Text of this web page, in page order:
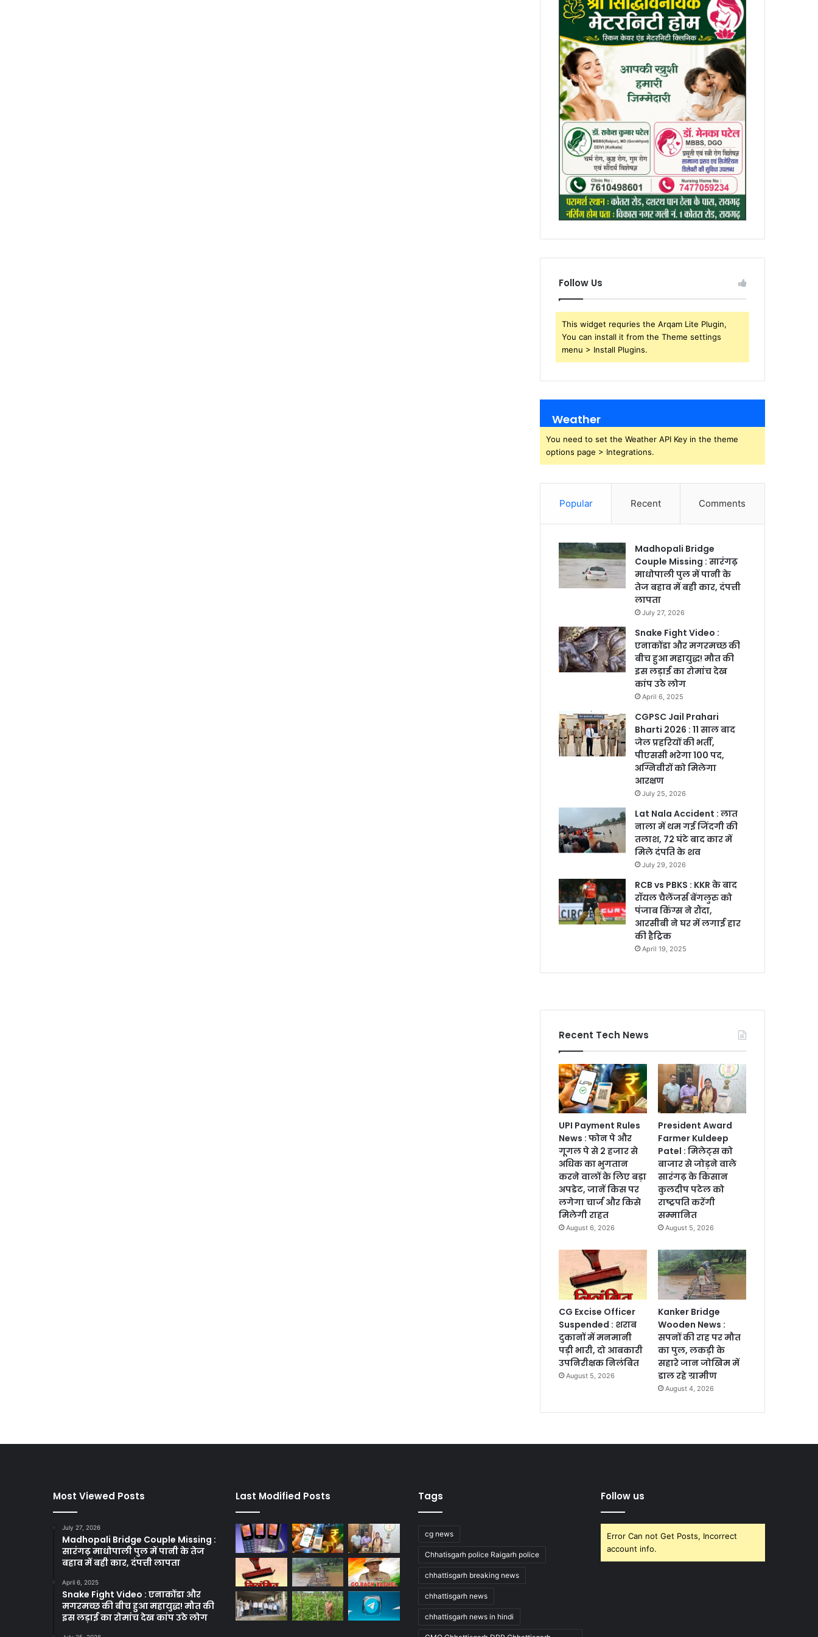
Follow Us
This widget requries the Arqam Lite Plugin,
You can install it from the Theme settings
menu > Install Plugins.
Weather
You need to set the Weather API Key in the theme
options page > Integrations.
Popular Recent Comments
Madhopali Bridge
Couple Missing : सारंगढ़
माधोपाली पुल में पानी के
तेज बहाव में बही कार, दंपत्ती
लापता
July 27, 2026
Snake Fight Video :
एनाकोंडा और मगरमच्छ की
बीच हुआ महायुद्ध! मौत की
इस लड़ाई का रोमांच देख
कांप उठे लोग
April 6, 2025
CGPSC Jail Prahari
Bharti 2026 : 11 साल बाद
जेल प्रहरियों की भर्ती,
पीएससी भरेगा 100 पद,
अग्निवीरों को मिलेगा
आरक्षण
July 25, 2026
Lat Nala Accident : लात
नाला में थम गई जिंदगी की
तलाश, 72 घंटे बाद कार में
मिले दंपति के शव
July 29, 2026
RCB vs PBKS : KKR के बाद
रॉयल चैलेंजर्स बेंगलुरु को
पंजाब किंग्स ने रौंदा,
आरसीबी ने घर में लगाई हार
की हैट्रिक
April 19, 2025
Recent Tech News
UPI Payment Rules
News : फोन पे और
गूगल पे से 2 हजार से
अधिक का भुगतान
करने वालों के लिए बड़ा
अपडेट, जानें किस पर
लगेगा चार्ज और किसे
मिलेगी राहत
August 6, 2026
President Award
Farmer Kuldeep
Patel : मिलेट्स को
बाजार से जोड़ने वाले
सारंगढ़ के किसान
कुलदीप पटेल को
राष्ट्रपति करेंगी
सम्मानित
August 5, 2026
CG Excise Officer
Suspended : शराब
दुकानों में मनमानी
पड़ी भारी, दो आबकारी
उपनिरीक्षक निलंबित
August 5, 2026
Kanker Bridge
Wooden News :
सपनों की राह पर मौत
का पुल, लकड़ी के
सहारे जान जोखिम में
डाल रहे ग्रामीण
August 4, 2026
Most Viewed Posts
July 27, 2026
Madhopali Bridge Couple Missing :
सारंगढ़ माधोपाली पुल में पानी के तेज
बहाव में बही कार, दंपत्ती लापता
April 6, 2025
Snake Fight Video : एनाकोंडा और
मगरमच्छ की बीच हुआ महायुद्ध! मौत की
इस लड़ाई का रोमांच देख कांप उठे लोग
Last Modified Posts Tags
cg news
Chhatisgarh police Raigarh police
chhattisgarh breaking news
chhattisgarh news
chhattisgarh news in hindi
Follow us
Error Can not Get Posts, Incorrect
account info.